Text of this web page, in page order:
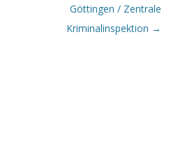
Göttingen / Zentrale
Kriminalinspektion →